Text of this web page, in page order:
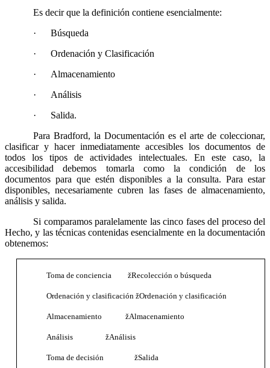
Es decir que la definición contiene esencialmente:
·
Búsqueda
·
Ordenación y Clasificación
·
Almacenamiento
·
Análisis
·
Salida.
Para Bradford, la Documentación es el arte de coleccionar,
clasificar y hacer inmediatamente accesibles los documentos de
todos los tipos de actividades intelectuales. En este caso, la
accesibilidad debemos tomarla como la condición de los
documentos para que estén disponibles a la consulta. Para estar
disponibles, necesariamente cubren las fases de almacenamiento,
análisis y salida.
Si comparamos paralelamente las cinco fases del proceso del
Hecho, y las técnicas contenidas esencialmente en la documentación
obtenemos:
Toma de conciencia žRecolección o búsqueda
Ordenación y clasificación žOrdenación y clasificación
Almacenamiento žAlmacenamiento
Análisis žAnálisis
Toma de decisión žSalida